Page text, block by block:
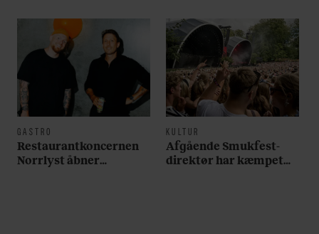
GASTRO
Restaurantkoncernen
Norrlyst åbner
KULTUR
Afgående Smukfest-
direktør har kæmpet